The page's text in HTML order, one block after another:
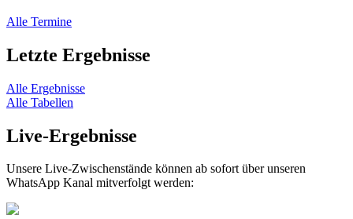
Alle Termine
Letzte Ergebnisse
Alle Ergebnisse
Alle Tabellen
Live-Ergebnisse
Unsere Live-Zwischenstände können ab sofort über unseren
WhatsApp Kanal mitverfolgt werden: